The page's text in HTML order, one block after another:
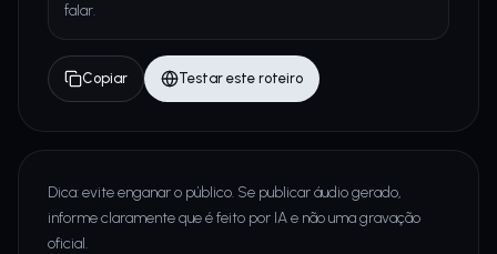
falar.
Copiar Testar este roteiro
Dica: evite enganar o público. Se publicar áudio gerado,
informe claramente que é feito por IA e não uma gravação
oficial.